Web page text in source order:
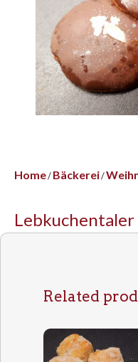
Home/Bäckerei/
Lebkuchentaler
Related